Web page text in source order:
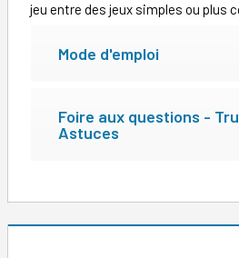
jeu entre des jeux simples ou plus
Mode d'emploi
Foire aux questions -
Astuces